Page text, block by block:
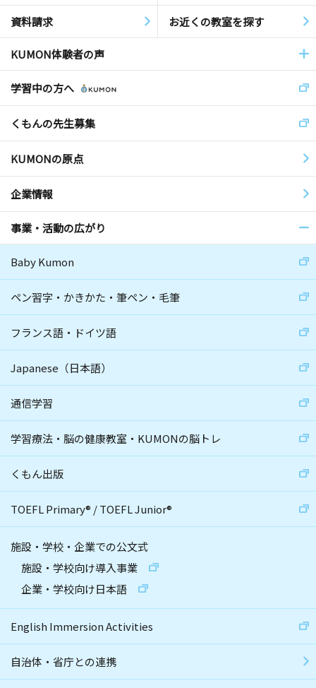
資料請求 お近くの教室を探す
KUMON体験者の声
学習中の方へ
くもんの先生募集
KUMONの原点
企業情報
事業・活動の広がり
Baby Kumon
ペン習字・かきかた・筆ペン・毛筆
フランス語・ドイツ語
Japanese（日本語）
通信学習
学習療法・脳の健康教室・KUMONの脳トレ
くもん出版
TOEFL Primary® /TOEFL Junior®
施設・学校・企業での公文式
施設・学校向け導入事業
企業・学校向け日本語
English Immersion Activities
自治体・省庁との連携